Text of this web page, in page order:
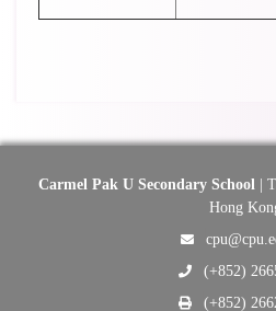
Carmel Pak U Secondary School|
Hong
(+852)
(+852)